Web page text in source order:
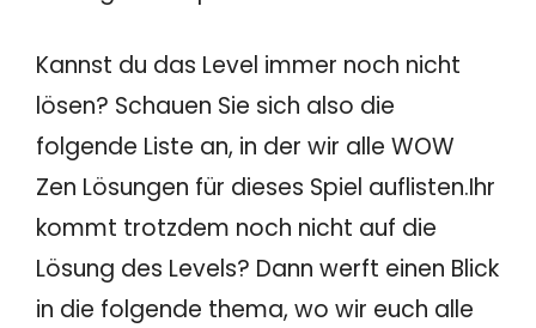
Kannst du das Level immer noch nicht
lösen? Schauen Sie sich also die
folgende Liste an, in der wir alle WOW
Zen Lösungen für dieses Spiel auflisten.Ihr
kommt trotzdem noch nicht auf die
Lösung des Levels? Dann werft einen Blick
in die folgende thema, wo wir euch alle